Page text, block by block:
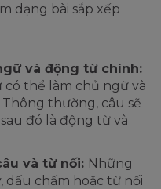
dạng bài sắp xếp
và động từ chính:
thể làm chủ ngữ và
thường, câu sẽ
đó là động từ và
và từ nối: Những
dấu chấm hoặc từ nối